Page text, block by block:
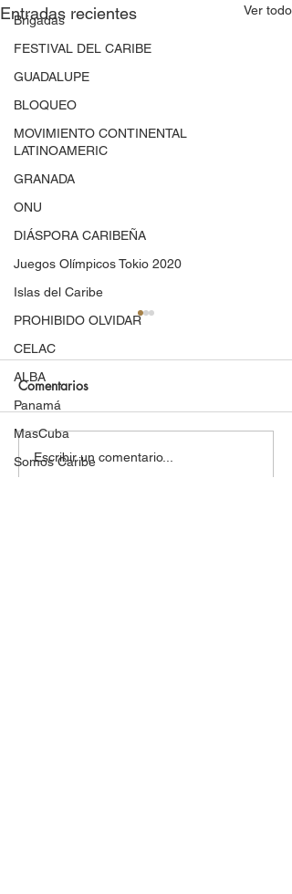
Brigadas
FESTIVAL DEL CARIBE
GUADALUPE
BLOQUEO
MOVIMIENTO CONTINENTAL
LATINOAMERIC
GRANADA
ONU
DIÁSPORA CARIBEÑA
Juegos Olímpicos Tokio 2020
Islas del Caribe
PROHIBIDO OLVIDAR
CELAC
ALBA
Panamá
MasCuba
Somos Caribe
Entradas recientes Ver todo
Marcha de mujeres invade
Comentarios
Escribir un comentario...